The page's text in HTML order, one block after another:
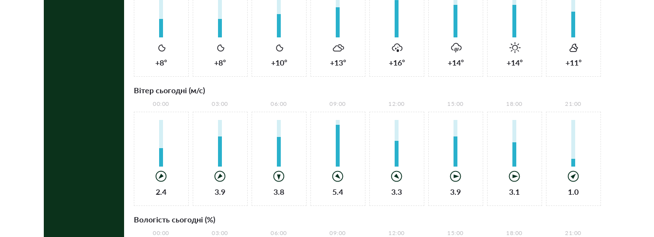
+8° +8° +10° +13° +16° +14° +14° +11°
Вітер сьогодні (м/с)
00:00
2.4
03:00
3.9
06:00
3.8
09:00
5.4
12:00
3.3
15:00
3.9
18:00
3.1
21:00
1.0
Вологість сьогодні (%)
00:00 03:00 06:00 09:00 12:00 15:00 18:00 21:00